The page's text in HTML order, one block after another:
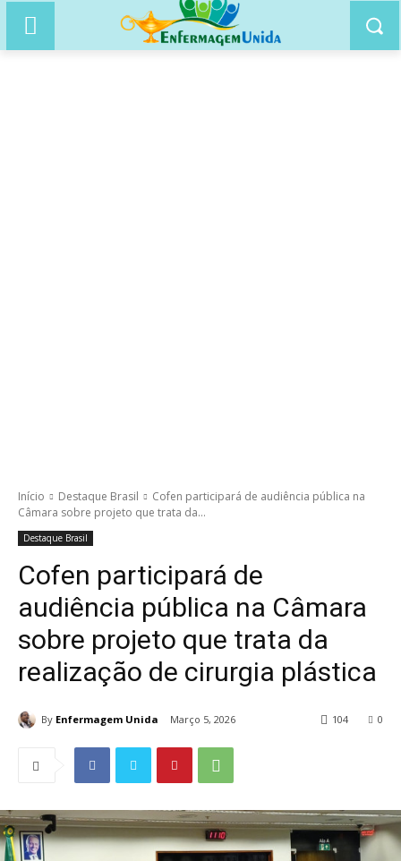
Início Destaque Brasil
Cofen participará de audiência pública na
Câmara sobre projeto que trata da...
Destaque Brasil
Cofen participará de
audiência pública na Câmara
sobre projeto que trata da
realização de cirurgia plástica
By Enfermagem Unida Março 5, 2026 0
104